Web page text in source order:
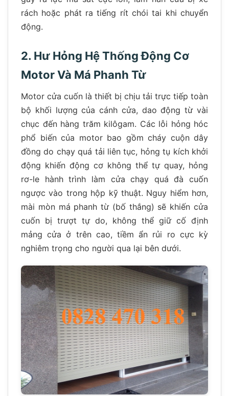
rách hoặc phát ra tiếng rít chói tai khi chuyển
động.
2. Hư Hỏng Hệ Thống Động Cơ
Motor Và Má Phanh Từ
Motor cửa cuốn là thiết bị chịu tải trực tiếp toàn
bộ khối lượng của cánh cửa, dao động từ vài
chục đến hàng trăm kilôgam. Các lỗi hỏng hóc
phổ biến của motor bao gồm cháy cuộn dây
đồng do chạy quá tải liên tục, hỏng tụ kích khởi
động khiến động cơ không thể tự quay, hỏng
rơ-le hành trình làm cửa chạy quá đà cuốn
ngược vào trong hộp kỹ thuật. Nguy hiểm hơn,
mài mòn má phanh từ (bố thắng) sẽ khiến cửa
cuốn bị trượt tự do, không thể giữ cố định
mảng cửa ở trên cao, tiềm ẩn rủi ro cực kỳ
nghiêm trọng cho người qua lại bên dưới.